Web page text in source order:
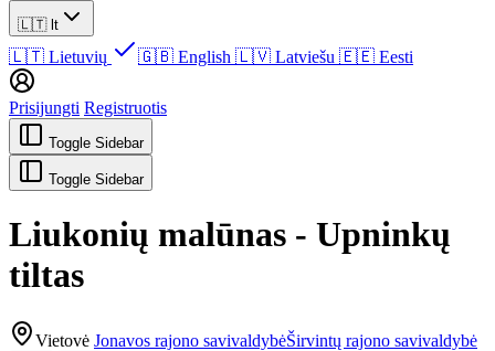
🇱🇹 lt
🇱🇹 Lietuvių 🇬🇧 English 🇱🇻 Latviešu 🇪🇪 Eesti
Prisijungti Registruotis
Toggle Sidebar
Toggle Sidebar
Liukonių malūnas - Upninkų
tiltas
Vietovė Jonavos rajono savivaldybėŠirvintų rajono savivaldybė